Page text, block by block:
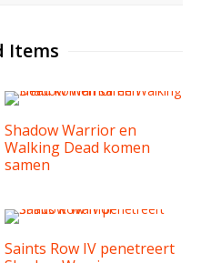
Items
Shadow Warrior en
Walking Dead komen
samen
Saints Row IV penetreert